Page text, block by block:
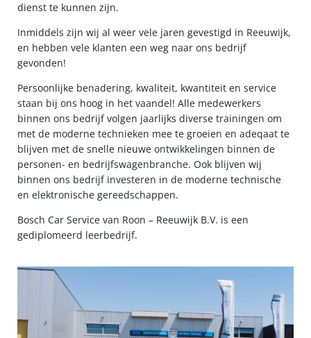
dienst te kunnen zijn.
Inmiddels zijn wij al weer vele jaren gevestigd in Reeuwijk,
en hebben vele klanten een weg naar ons bedrijf
gevonden!
Persoonlijke benadering, kwaliteit, kwantiteit en service
staan bij ons hoog in het vaandel! Alle medewerkers
binnen ons bedrijf volgen jaarlijks diverse trainingen om
met de moderne technieken mee te groeien en adeqaat te
blijven met de snelle nieuwe ontwikkelingen binnen de
personen- en bedrijfswagenbranche. Ook blijven wij
binnen ons bedrijf investeren in de moderne technische
en elektronische gereedschappen.
Bosch Car Service van Roon – Reeuwijk B.V. is een
gediplomeerd leerbedrijf.